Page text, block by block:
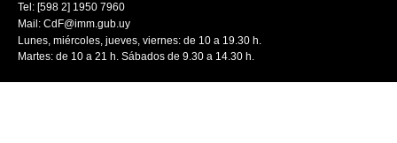
Tel: [598 2] 1950 7960
Mail: CdF@imm.gub.uy
Lunes, miércoles, jueves, viernes: de 10 a 19.30 h.
Martes: de 10 a 21 h. Sábados de 9.30 a 14.30 h.